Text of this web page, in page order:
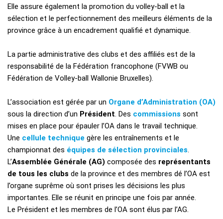
Elle assure également la promotion du volley-ball et la
sélection et le perfectionnement des meilleurs éléments de la
province grâce à un encadrement qualifié et dynamique.
La partie administrative des clubs et des affiliés est de la
responsabilité de la Fédération francophone (FVWB ou
Fédération de Volley-ball Wallonie Bruxelles).
L’association est gérée par un Organe d’Administration (OA)
sous la direction d’un Président. Des commissions sont
mises en place pour épauler l’OA dans le travail technique.
Une cellule technique gère les entraînements et le
championnat des équipes de sélection provinciales.
L’Assemblée Générale (AG) composée des représentants
de tous les clubs de la province et des membres dé l’OA est
l’organe suprême où sont prises les décisions les plus
importantes. Elle se réunit en principe une fois par année.
Le Président et les membres de l’OA sont élus par l’AG.